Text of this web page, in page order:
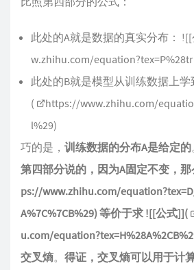
此处的A就是数据的真实分布：
w.zhihu.com/
此处的B就是模型从训练数据上
(
https://www.zhihu.com/
l%29)
巧的是， 训练数据的分布A是给定的
第四部分说的，因为A固定不变，
ps://www.zhihu.com/
A%7C%7CB%29) 等价于求 ![[公式]](
u.com/
交叉熵。 得证，交叉熵可以用于计